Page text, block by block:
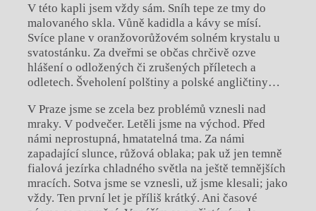
V této kapli jsem vždy sám. Sníh tepe ze tmy do
malovaného skla. Vůně kadidla a kávy se mísí.
Svíce plane v oranžovorůžovém solném krystalu u
svatostánku. Za dveřmi se občas chrčivě ozve
hlášení o odložených či zrušených příletech a
odletech. Šveholení polštiny a polské angličtiny…
V Praze jsme se zcela bez problémů vznesli nad
mraky. V podvečer. Letěli jsme na východ. Před
námi neprostupná, hmatatelná tma. Za námi
zapadající slunce, růžová oblaka; pak už jen temně
fialová jezírka chladného světla na ještě temnějších
mracích. Sotva jsme se vznesli, už jsme klesali; jako
vždy. Ten první let je příliš krátký. Ani časové